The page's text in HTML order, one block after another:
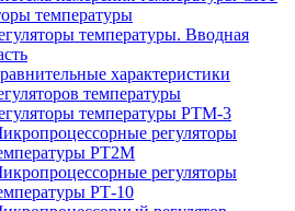
температуры
температуры. Вводная
характеристики
температуры
температуры РТМ-3
регуляторы
РТ2М
регуляторы
РТ-10